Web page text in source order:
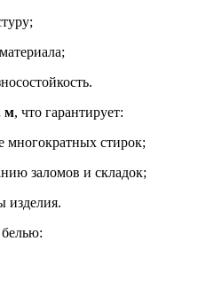
м, что гарантирует:
многократных стирок;
заломов и складок;
изделия.